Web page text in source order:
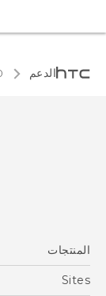
الدعم
rapide
المنتجات
5G
Sites